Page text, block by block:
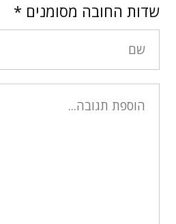
שדות החובה מסומנים *